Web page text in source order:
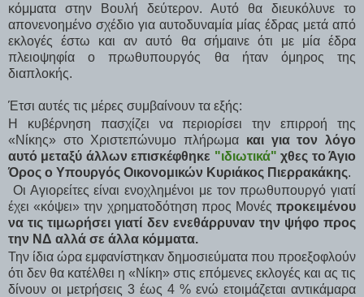
κόμματα στην Βουλή δεύτερον. Αυτό θα διευκόλυνε το
απονενοημένο σχέδιο για αυτοδυναμία μίας έδρας μετά από
εκλογές έστω και αν αυτό θα σήμαινε ότι με μία έδρα
πλειοψηφία ο πρωθυπουργός θα ήταν όμηρος της
διαπλοκής.
Έτσι αυτές τις μέρες συμβαίνουν τα εξής:
Η κυβέρνηση πασχίζει να περιορίσει την επιρροή της
«Νίκης» στο Χριστεπώνυμο πλήρωμα και για τον λόγο
αυτό μεταξύ άλλων επισκέφθηκε "ιδιωτικά" χθες το Άγιο
Όρος ο Υπουργός Οικονομικών Κυριάκος Πιερρακάκης.
Οι Αγιορείτες είναι ενοχλημένοι με τον πρωθυπουργό γιατί
έχει «κόψει» την χρηματοδότηση προς Μονές προκειμένου
να τις τιμωρήσει γιατί δεν ενεθάρρυναν την ψήφο προς
την ΝΔ αλλά σε άλλα κόμματα.
Την ίδια ώρα εμφανίστηκαν δημοσιεύματα που προεξοφλούν
ότι δεν θα κατέλθει η «Νίκη» στις επόμενες εκλογές και ας τις
δίνουν οι μετρήσεις 3 έως 4 % ενώ ετοιμάζεται αντικάμαρα